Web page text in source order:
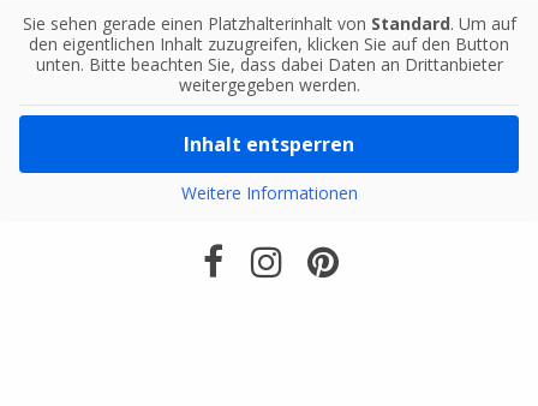
Sie sehen gerade einen Platzhalterinhalt von Standard. Um auf
den eigentlichen Inhalt zuzugreifen, klicken Sie auf den Button
unten. Bitte beachten Sie, dass dabei Daten an Drittanbieter
weitergegeben werden.
Inhalt entsperren
Weitere Informationen